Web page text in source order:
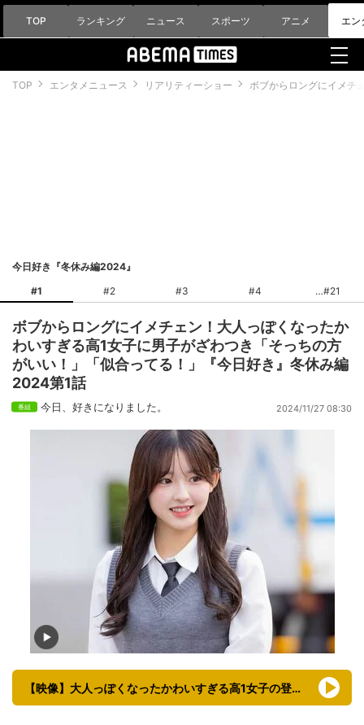
TOP ランキング ニュース スポーツ アニメ エン
TOP エンタメニュース リアリティーショー ボブからロングにイメチ
今日好き『冬休み編2024』
#1
#2 #3 #4 #21
ボブからロングにイメチェン！大人っぽくなったか
わいすぎる高1女子に男子がざわつき「そっちの方
がいい！」「似合ってる！」『今日好き』冬休み編
2024第1話
今日、好きになりました。 2024/11/27 08:30
【映像】大人っぽくなったかわいすぎる高1女子の登場（ボブ姿も）